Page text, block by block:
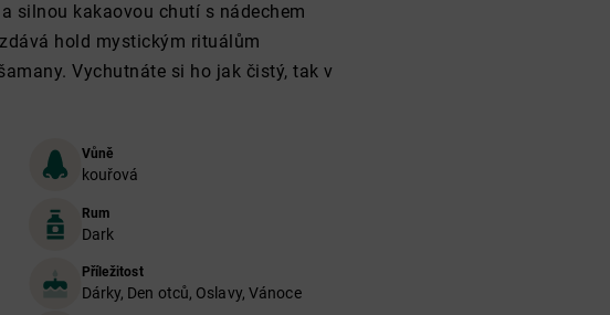
silnou kakaovou chutí s nádechem
hold mystickým rituálům
Vychutnáte si ho jak čistý, tak v
Vůně
kouřová
Rum
Dark
Příležitost
Dárky, Den otců, Oslavy, Vánoce